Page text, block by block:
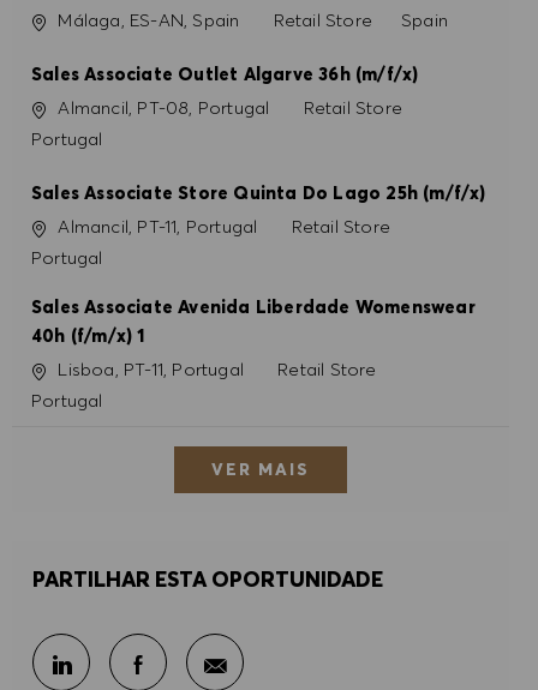
Localização
Málaga, ES-AN, Spain Categoria
Retail Store Spain
Sales Associate Outlet Algarve 36h (m/f/x)
Localização
Almancil, PT-08, Portugal Categoria
Retail Store
Portugal
Sales Associate Store Quinta Do Lago 25h (m/f/x)
Localização
Almancil, PT-11, Portugal Categoria
Retail Store
Portugal
Sales Associate Avenida Liberdade Womenswear
40h (f/m/x) 1
Localização
Lisboa, PT-11, Portugal Categoria
Retail Store
Portugal
VER MAIS
PARTILHAR ESTA OPORTUNIDADE
Partilhar através do LinkedIn
Partilhar através do Facebook
Partilhar por e-mail